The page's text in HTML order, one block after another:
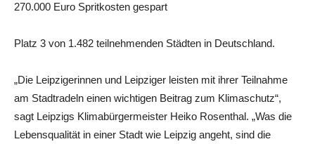
270.000 Euro Spritkosten gespart
Platz 3 von 1.482 teilnehmenden Städten in Deutschland.
„Die Leipzigerinnen und Leipziger leisten mit ihrer Teilnahme
am Stadtradeln einen wichtigen Beitrag zum Klimaschutz“,
sagt Leipzigs Klimabürgermeister Heiko Rosenthal. „Was die
Lebensqualität in einer Stadt wie Leipzig angeht, sind die